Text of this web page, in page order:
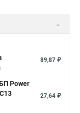
89,87 ₽
Power
27,64 ₽